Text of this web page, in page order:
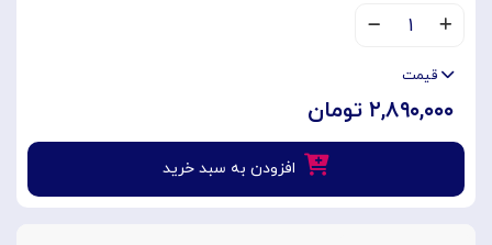
۱
قیمت
۲,۸۹۰,۰۰۰ تومان
افزودن به سبد خرید